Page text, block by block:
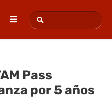
Pass
por 5 años